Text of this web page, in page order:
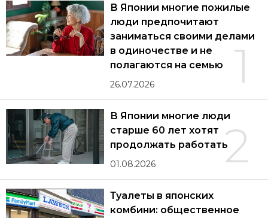
1
В Японии многие пожилые
люди предпочитают
заниматься своими делами
в одиночестве и не
полагаются на семью
26.07.2026
2
В Японии многие люди
старше 60 лет хотят
продолжать работать
01.08.2026
Туалеты в японских
комбини: общественное